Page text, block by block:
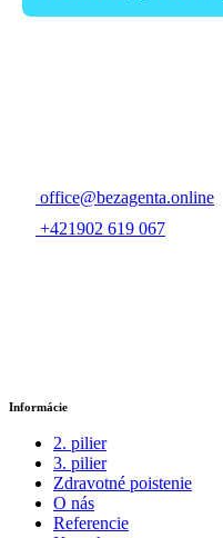
office@bezagenta.online
+421902 619 067
Informácie
2. pilier
3. pilier
Zdravotné poistenie
O nás
Referencie